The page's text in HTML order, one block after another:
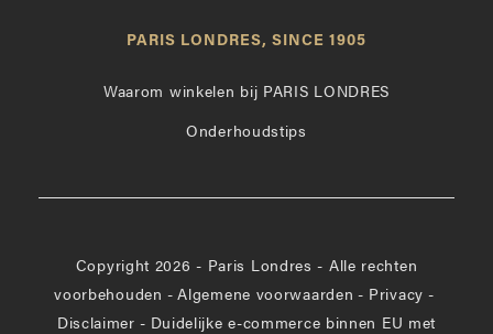
Instagram
op
PARIS LONDRES, SINCE 1905
Waarom winkelen bij PARIS LONDRES
Onderhoudstips
Copyright 2026 - Paris Londres - Alle rechten
voorbehouden - Algemene voorwaarden - Privacy -
Disclaimer - Duidelijke e-commerce binnen EU met